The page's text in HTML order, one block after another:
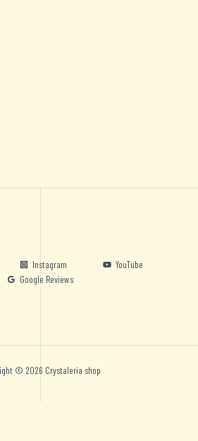
Instagram
YouTube
Google Reviews
© 2026 Crystaleria shop